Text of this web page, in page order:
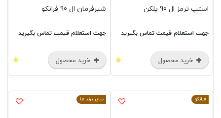
استپ ترمز ال 90 یلکن
جهت استعلام قیمت تماس بگیرید
خرید محصول
شیرفرمان ال 90 فرانکو
جهت استعلام قیمت تماس بگیرید
خرید محصول
فرانکو سایر برند ها